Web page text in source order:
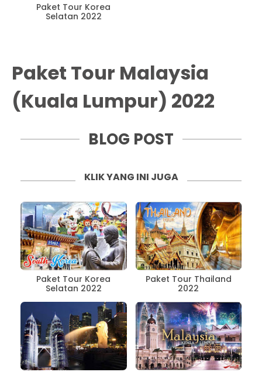
Paket Tour Korea
Selatan 2022
Paket Tour Malaysia
(Kuala Lumpur) 2022
BLOG POST
KLIK YANG INI JUGA
Paket Tour Korea
Selatan 2022
Paket Tour Thailand
2022